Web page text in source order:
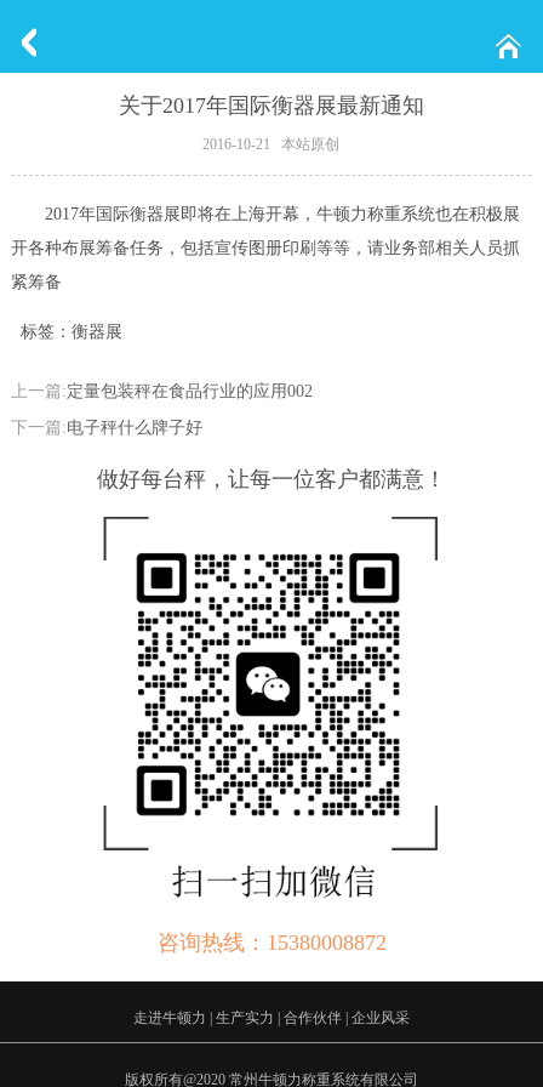
关于2017年国际衡器展最新通知
2016-10-21 本站原创
2017年国际衡器展即将在上海开幕，牛顿力称重系统也在积极展
开各种布展筹备任务，包括宣传图册印刷等等，请业务部相关人员抓
紧筹备
标签：衡器展
上一篇:定量包装秤在食品行业的应用002
下一篇:电子秤什么牌子好
做好每台秤，让每一位客户都满意！
咨询热线：15380008872
走进牛顿力 生产实力 合作伙伴 企业风采
版权所有@2020 常州牛顿力称重系统有限公司